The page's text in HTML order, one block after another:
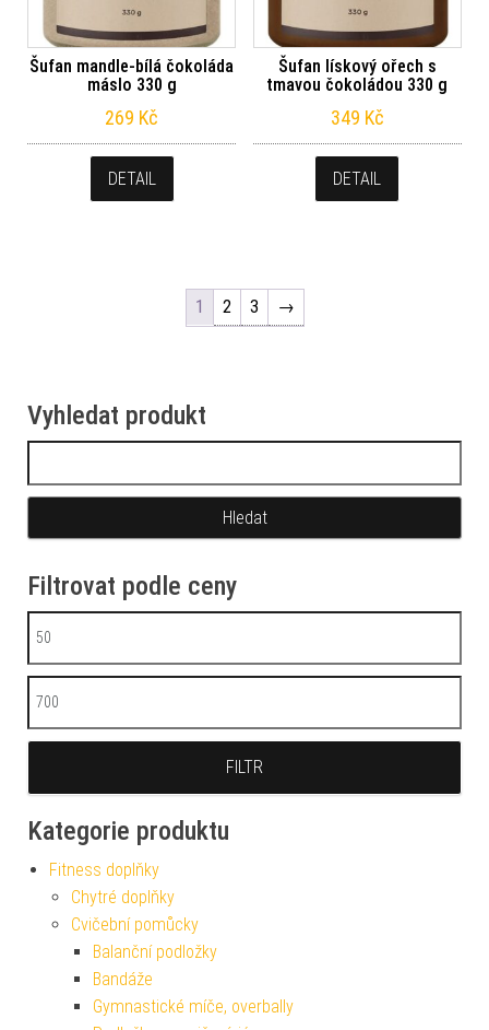
Šufan mandle-bílá čokoláda
máslo 330 g
269 Kč
DETAIL
Šufan lískový ořech s
tmavou čokoládou 330 g
349 Kč
DETAIL
1 2 3 →
Vyhledat produkt
Filtrovat podle ceny
Minimální cena
Maximální cena
FILTR
Kategorie produktu
Fitness doplňky
Chytré doplňky
Cvičební pomůcky
Balanční podložky
Bandáže
Gymnastické míče, overbally